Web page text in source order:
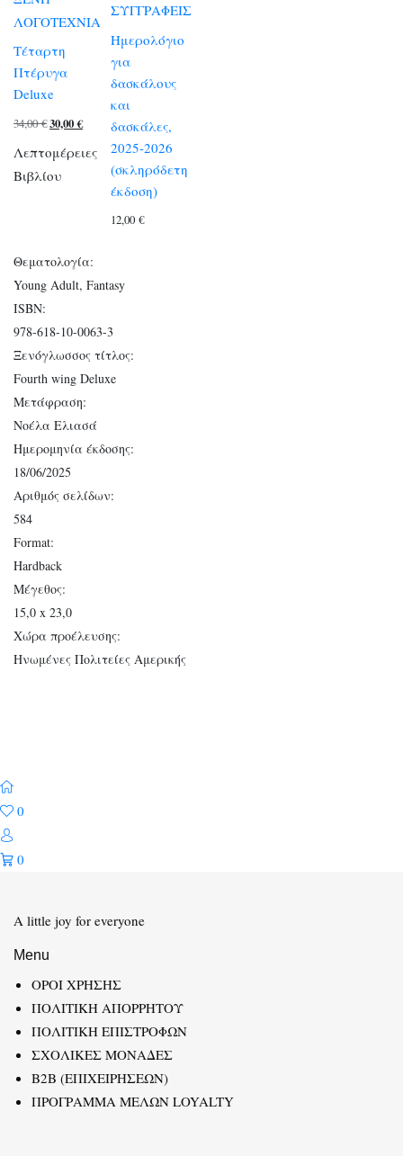
ΛΟΓΟΤΕΧΝΙΑ
Τέταρτη
Πτέρυγα
Deluxe
34,00€Original
price
30,00€Η
τρέχουσα
είναι:
30,00 €.
Λεπτομέρειες
Βιβλίου
Θεματολογία:
Young Adult, Fantasy
ISBN:
978-618-10-0063-3
Ξενόγλωσσος τίτλος:
Fourth wing Deluxe
Μετάφραση:
Νοέλα Ελιασά
Ημερομηνία έκδοσης:
18/06/2025
Αριθμός σελίδων:
584
Format:
Hardback
Μέγεθος:
15,0 x 23,0
Χώρα προέλευσης:
Ηνωμένες Πολιτείες Αμερικής
ΣΥΓΓΡΑΦΕΙΣ
Ημερολόγιο
για
δασκάλους
και
δασκάλες,
2025-2026
(σκληρόδετη
έκδοση)
12,00€
0
0
A little joy for everyone
Menu
ΟΡΟΙ ΧΡΗΣΗΣ
ΠΟΛΙΤΙΚΗ ΑΠΟΡΡΗΤΟΥ
ΠΟΛΙΤΙΚΗ ΕΠΙΣΤΡΟΦΩΝ
ΣΧΟΛΙΚΕΣ ΜΟΝΑΔΕΣ
B2B (ΕΠΙΧΕΙΡΗΣΕΩΝ)
ΠΡΟΓΡΑΜΜΑ ΜΕΛΩΝ LOYALTY